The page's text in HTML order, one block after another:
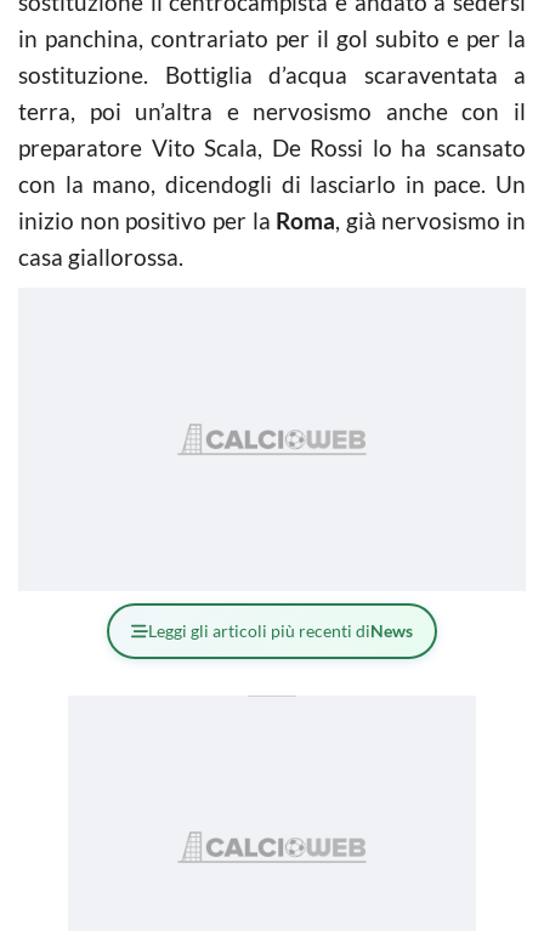
in panchina, contrariato per il gol subito e per la
sostituzione. Bottiglia d’acqua scaraventata a
terra, poi un’altra e nervosismo anche con il
preparatore Vito Scala, De Rossi lo ha scansato
con la mano, dicendogli di lasciarlo in pace. Un
inizio non positivo per la Roma, già nervosismo in
casa giallorossa.
Leggi gli articoli più recenti diNews